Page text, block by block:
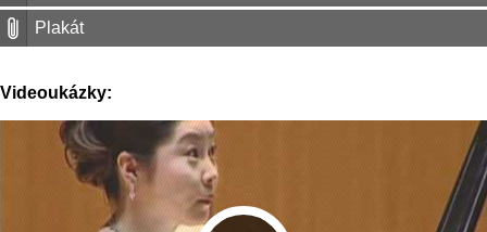
Plakát
Videoukázky: